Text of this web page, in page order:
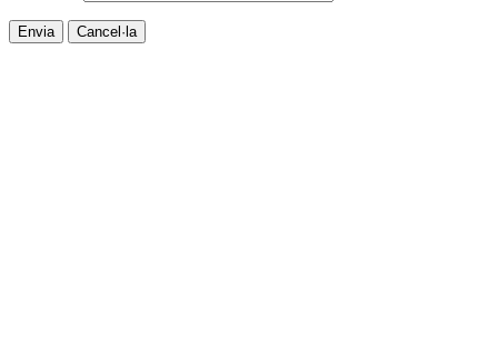
Envia Cancel·la